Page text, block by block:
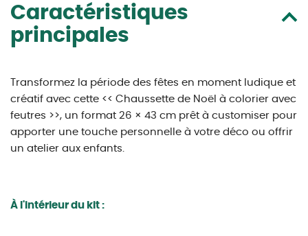
Caractéristiques
principales
Transformez la période des fêtes en moment ludique et
créatif avec cette << Chaussette de Noël à colorier avec
feutres >>, un format 26 × 43 cm prêt à customiser pour
apporter une touche personnelle à votre déco ou offrir
un atelier aux enfants.
À l'intérieur du kit :